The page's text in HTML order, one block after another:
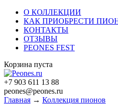
О КОЛЛЕКЦИИ
КАК ПРИОБРЕСТИ
КОНТАКТЫ
ОТЗЫВЫ
PEONES FEST
Корзина пуста
+7 903 611 13 88
peones@peones.ru
Главная → Коллекция пионов